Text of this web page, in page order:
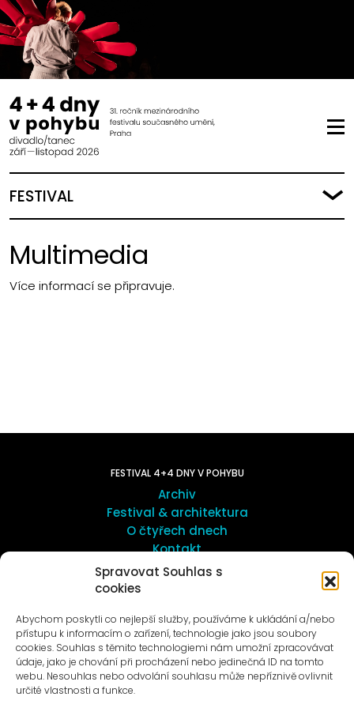
Spravovat Souhlas s
cookies
Abychom poskytli co nejlepší služby, používáme k ukládání a/nebo
přístupu k informacím o zařízení, technologie jako jsou soubory
cookies. Souhlas s těmito technologiemi nám umožní zpracovávat
údaje, jako je chování při procházení nebo jedinečná ID na tomto
webu. Nesouhlas nebo odvolání souhlasu může nepříznivě ovlivnit
určité vlastnosti a funkce.
FESTIVAL
Multimedia
Více informací se připravuje.
FESTIVAL 4+4 DNY V POHYBU
Archiv
Festival & architektura
O čtyřech dnech
Kontakt
O umění v Motole